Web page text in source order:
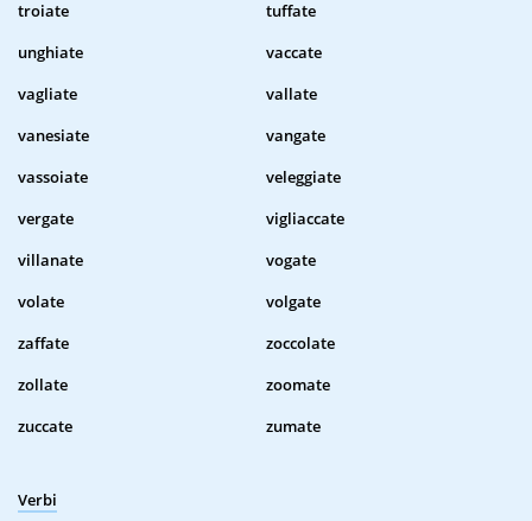
troiate
tuffate
unghiate
vaccate
vagliate
vallate
vanesiate
vangate
vassoiate
veleggiate
vergate
vigliaccate
villanate
vogate
volate
volgate
zaffate
zoccolate
zollate
zoomate
zuccate
zumate
Verbi